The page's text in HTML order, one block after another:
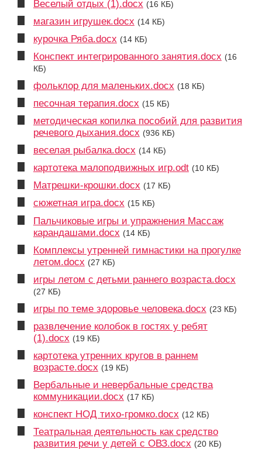
Веселый отдых (1).docx (16 КБ)
магазин игрушек.docx (14 КБ)
курочка Ряба.docx (14 КБ)
Конспект интегрированного занятия.docx (16
КБ)
фольклор для маленьких.docx (18 КБ)
песочная терапия.docx (15 КБ)
методическая копилка пособий для развития
речевого дыхания.docx (936 КБ)
веселая рыбалка.docx (14 КБ)
картотека малоподвижных игр.odt (10 КБ)
Матрешки-крошки.docx (17 КБ)
сюжетная игра.docx (15 КБ)
Пальчиковые игры и упражнения Массаж
карандашами.docx (14 КБ)
Комплексы утренней гимнастики на прогулке
летом.docx (27 КБ)
игры летом с детьми раннего возраста.docx
(27 КБ)
игры по теме здоровье человека.docx (23 КБ)
развлечение колобок в гостях у ребят
(1).docx (19 КБ)
картотека утренних кругов в раннем
возрасте.docx (19 КБ)
Вербальные и невербальные средства
коммуникации.docx (17 КБ)
конспект НОД тихо-громко.docx (12 КБ)
Театральная деятельность как средство
развития речи у детей с ОВЗ.docx (20 КБ)